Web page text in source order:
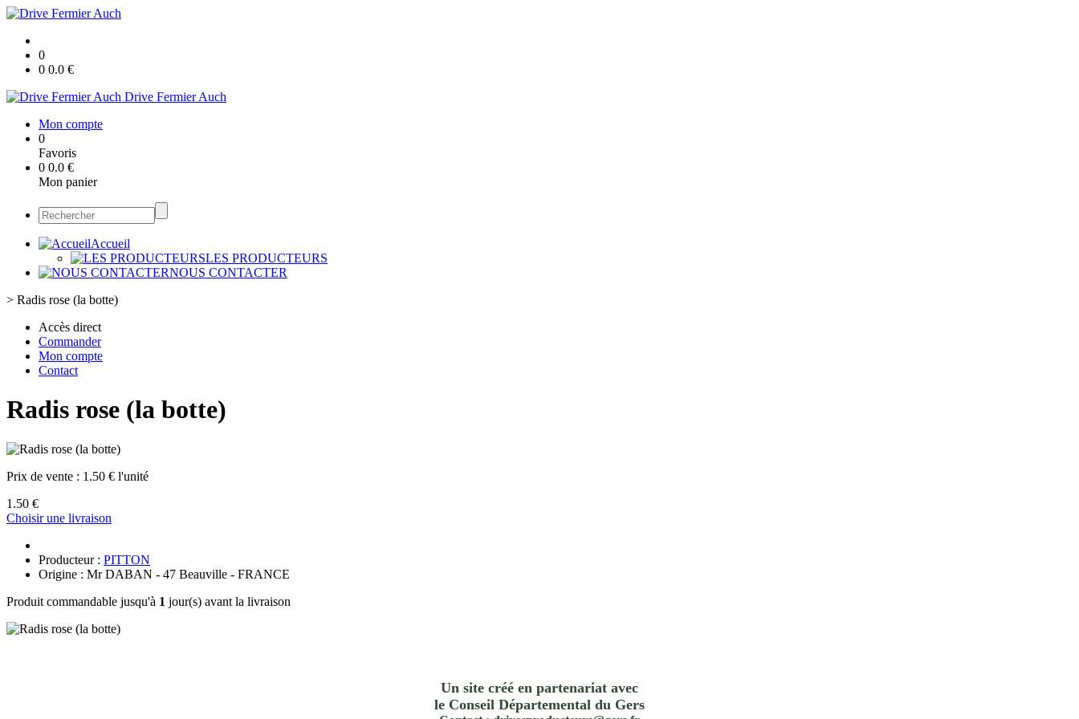
0
0 0.0 €
Drive Fermier Auch
Mon compte
0
Favoris
0 0.0 €
Mon panier
Accueil
LES PRODUCTEURS
NOUS CONTACTER
> Radis rose (la botte)
Accès direct
Commander
Mon compte
Contact
Radis rose (la botte)
Prix de vente : 1.50 € l'unité
1.50 €
Choisir une livraison
Producteur : PITTON
Origine : Mr DABAN - 47 Beauville - FRANCE
Produit commandable jusqu'à 1 jour(s) avant la livraison
Un site créé en partenariat avec
le Conseil Départemental du Gers